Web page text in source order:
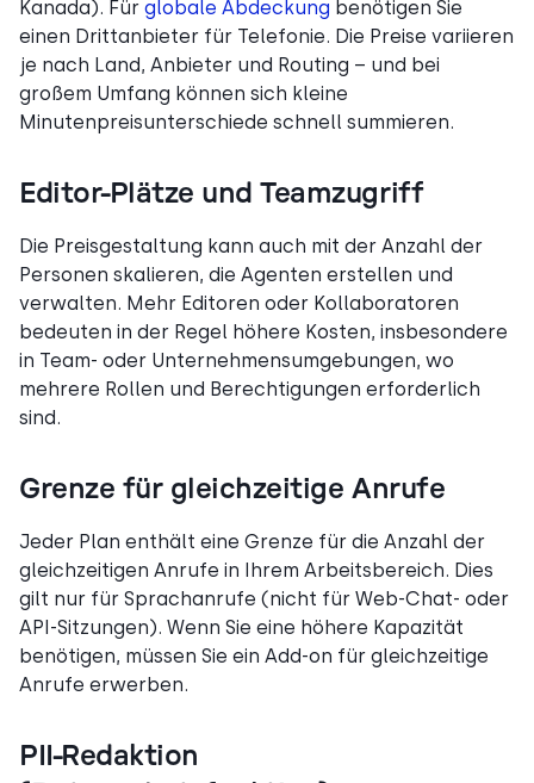
Kanada). Für globale Abdeckung benötigen Sie
einen Drittanbieter für Telefonie. Die Preise variieren
je nach Land, Anbieter und Routing – und bei
großem Umfang können sich kleine
Minutenpreisunterschiede schnell summieren.
Editor-Plätze und Teamzugriff
Die Preisgestaltung kann auch mit der Anzahl der
Personen skalieren, die Agenten erstellen und
verwalten. Mehr Editoren oder Kollaboratoren
bedeuten in der Regel höhere Kosten, insbesondere
in Team- oder Unternehmensumgebungen, wo
mehrere Rollen und Berechtigungen erforderlich
sind.
Grenze für gleichzeitige Anrufe
Jeder Plan enthält eine Grenze für die Anzahl der
gleichzeitigen Anrufe in Ihrem Arbeitsbereich. Dies
gilt nur für Sprachanrufe (nicht für Web-Chat- oder
API-Sitzungen). Wenn Sie eine höhere Kapazität
benötigen, müssen Sie ein Add-on für gleichzeitige
Anrufe erwerben.
PII-Redaktion